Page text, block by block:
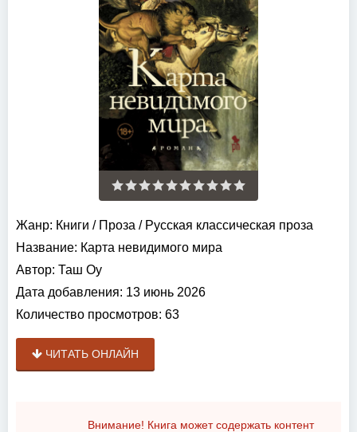
Жанр: Книги / Проза / Русская классическая проза
Название: Карта невидимого мира
Автор: Таш Оу
Дата добавления: 13 июнь 2026
Количество просмотров: 63
ЧИТАТЬ ОНЛАЙН
Внимание! Книга может содержать контент